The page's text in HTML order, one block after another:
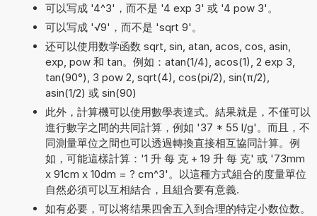
可以写成 '4^3'，而不是 '4 exp 3' 或 '4 pow 3'。
可以写成 '√9'，而不是 'sqrt 9'。
还可以使用数学函数 sqrt, sin, atan, acos, cos, asin,
exp, pow 和 tan。例如：atan(1/4), acos(1), 2 exp 3,
tan(90°), 3 pow 2, sqrt(4), cos(pi/2), sin(π/2),
asin(1/2) 或 sin(90)
此外，計算機可以使用數學表達式。結果就是，不僅可以
進行數字之間的共同計算，例如 '37 * 55 l/g'。而且，不
同測量單位之間也可以透過轉換直接相互協同計算。例
如，可能這樣計算：'1 升 每 克 + 19 升 每 克' 或 '73mm
x 91cm x 10dm = ? cm^3'。以這種方式組合的度量單位
自然必須可以互相結合，且組合要有意義.
如有必要，可以将结果四舍五入到合理的特定小数位数。